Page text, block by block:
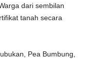
dari sembilan
tanah secara
Pea Bumbung,